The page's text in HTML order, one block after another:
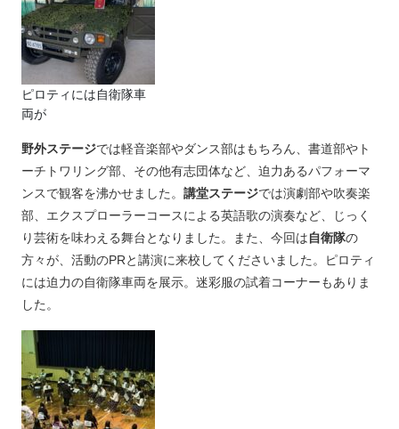
ピロティには自衛隊車
両が
野外ステージでは軽音楽部やダンス部はもちろん、書道部やト
ーチトワリング部、その他有志団体など、迫力あるパフォーマ
ンスで観客を沸かせました。 講堂ステージでは演劇部や吹奏楽
部、エクスプローラーコースによる英語歌の演奏など、じっく
り芸術を味わえる舞台となりました。また、今回は自衛隊の
方々が、活動のPRと講演に来校してくださいました。ピロティ
には迫力の自衛隊車両を展示。迷彩服の試着コーナーもありま
した。